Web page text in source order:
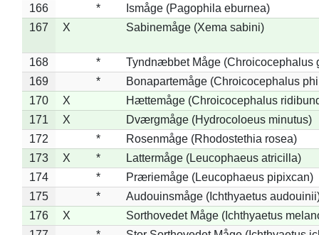
166
*
Ismåge (Pagophila eburnea)
167
X Sabinemåge (Xema sabini)
168 *
Tyndnæbbet Måge (Chroicocephalus
169
*
Bonapartemåge (Chroicocephalus
170
X
Hættemåge (Chroicocephalus
171
X
Dværgmåge (Hydrocoloeus minutus)
172
*
Rosenmåge (Rhodostethia rosea)
173
X *
Lattermåge (Leucophaeus atricilla)
174
*
Præriemåge (Leucophaeus pipixcan)
175
*
Audouinsmåge (Ichthyaetus
176
X
Sorthovedet Måge (Ichthyaetus